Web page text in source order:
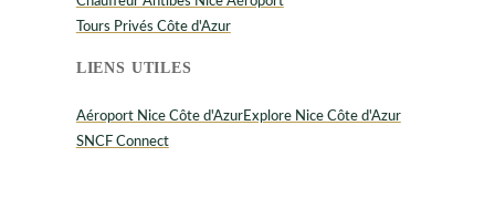
Tours Privés Côte d'Azur
LIENS UTILES
Aéroport Nice Côte d'AzurExplore Nice Côte d'Azur
SNCF Connect